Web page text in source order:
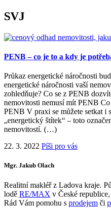
SVJ
PENB – co je to a kdy je
Průkaz energetické náročnosti
energetické náročnosti vaší
zohledňuje? Co se z PENB
nemovitosti nemusí mít PENB
PENB V praxi se můžete setkat i
„energetický štítek“ – toto
nemovitostí. (…)
22. 3. 2022 Píši pro vás
Mgr. Jakub Olach
Realitní makléř z Ladova kraje.
lodě RE/MAX v České
Rád Vám pomohu s prodejem či